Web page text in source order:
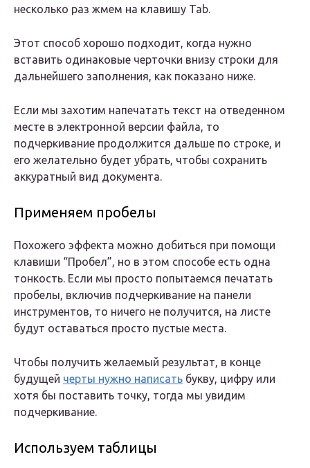
несколько раз жмем на клавишу Tab.
Этот способ хорошо подходит, когда нужно
вставить одинаковые черточки внизу строки для
дальнейшего заполнения, как показано ниже.
Если мы захотим напечатать текст на отведенном
месте в электронной версии файла, то
подчеркивание продолжится дальше по строке, и
его желательно будет убрать, чтобы сохранить
аккуратный вид документа.
Применяем пробелы
Похожего эффекта можно добиться при помощи
клавиши “Пробел”, но в этом способе есть одна
тонкость. Если мы просто попытаемся печатать
пробелы, включив подчеркивание на панели
инструментов, то ничего не получится, на листе
будут оставаться просто пустые места.
Чтобы получить желаемый результат, в конце
будущей черты нужно написать букву, цифру или
хотя бы поставить точку, тогда мы увидим
подчеркивание.
Используем таблицы